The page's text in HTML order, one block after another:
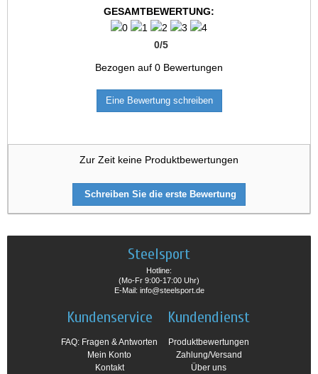
GESAMTBEWERTUNG:
0/5
Bezogen auf 0 Bewertungen
Eine Bewertung schreiben
Zur Zeit keine Produktbewertungen
Schreiben Sie die erste Bewertung
Steelsport
Hotline:
(Mo-Fr 9:00-17:00 Uhr)
E-Mail: info@steelsport.de
Kundenservice
FAQ: Fragen & Antworten
Mein Konto
Kontakt
Kundendienst
Produktbewertungen
Zahlung/Versand
Über uns